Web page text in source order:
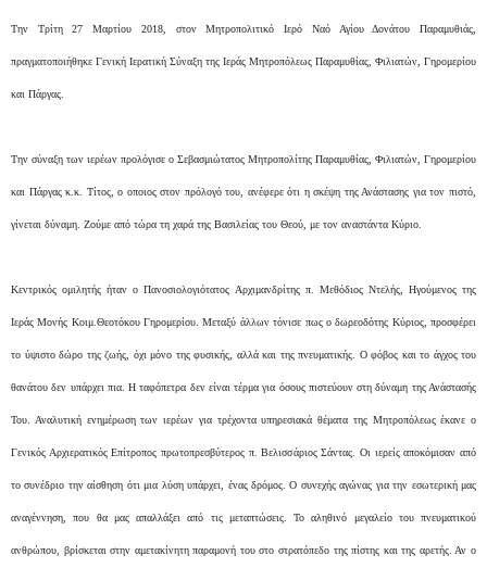
Την Τρίτη 27 Μαρτίου 2018, στον Μητροπολιτικό Ιερό Ναό Αγίου Δονάτου Παραμυθιάς,
πραγματοποιήθηκε Γενική Ιερατική Σύναξη της Ιεράς Μητροπόλεως Παραμυθίας, Φιλιατών, Γηρομερίου
και Πάργας.
Την σύναξη των ιερέων προλόγισε ο Σεβασμιώτατος Μητροπολίτης Παραμυθίας, Φιλιατών, Γηρομερίου
και Πάργας κ.κ. Τίτος, o οποιος στον πρόλογό του, ανέφερε ότι η σκέψη της Ανάστασης για τον πιστό,
γίνεται δύναμη. Ζούμε από τώρα τη χαρά της Βασιλείας του Θεού, με τον αναστάντα Κύριο.
Κεντρικός ομιλητής ήταν ο Πανοσιολογιότατος Αρχιμανδρίτης π. Μεθόδιος Ντελής, Ηγούμενος της
Ιεράς Μονής Κοιμ.Θεοτόκου Γηρομερίου. Μεταξύ άλλων τόνισε πως ο δωρεοδότης Κύριος, προσφέρει
το ύψιστο δώρο της ζωής, όχι μόνο της φυσικής, αλλά και της πνευματικής. Ο φόβος και το άγχος του
θανάτου δεν υπάρχει πια. Η ταφόπετρα δεν είναι τέρμα για όσους πιστεύουν στη δύναμη της Ανάστασής
Του. Αναλυτική ενημέρωση των ιερέων για τρέχοντα υπηρεσιακά θέματα της Μητροπόλεως έκανε ο
Γενικός Αρχιερατικός Επίτροπος πρωτοπρεσβύτερος π. Βελισσάριος Σάντας. Οι ιερείς αποκόμισαν από
το συνέδριο την αίσθηση ότι μια λύση υπάρχει, ένας δρόμος. Ο συνεχής αγώνας για την εσωτερική μας
αναγέννηση, που θα μας απαλλάξει από τις μεταπτώσεις. Το αληθινό μεγαλείο του πνευματικού
ανθρώπου, βρίσκεται στην αμετακίνητη παραμονή του στο στρατόπεδο της πίστης και της αρετής. Αν ο